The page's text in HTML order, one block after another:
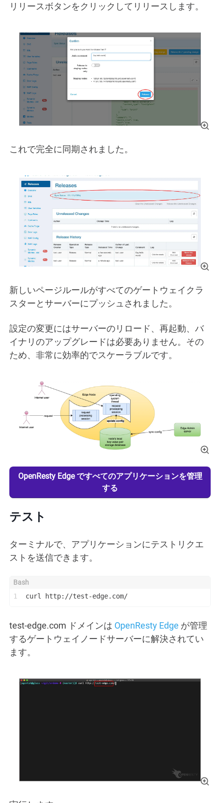
リリースボタンをクリックしてリリースします。
これで完全に同期されました。
新しいページルールがすべてのゲートウェイクラ
スターとサーバーにプッシュされました。
設定の変更にはサーバーのリロード、再起動、バ
イナリのアップグレードは必要ありません。その
ため、非常に効率的でスケーラブルです。
OpenResty Edge ですべてのアプリケーションを管理
する
テスト
ターミナルで、アプリケーションにテストリクエ
ストを送信できます。
1 curl http://test-edge.com/
test-edge.com ドメインは OpenResty Edge が管理
するゲートウェイノードサーバーに解決されてい
ます。